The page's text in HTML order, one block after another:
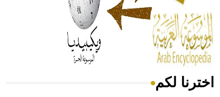
- هل تعلم أن المرجان إفراز حيواني يتكون في البحر ويتركب
من مادة كربونات الكلسيوم، وهو أحمر أو شديد الحمرة وهو
أجود أنواعه، ويمتاز بكبر الحجم ويسمى الش
هل تعلم أن الأبسيد كلمة فرنسية اللفظ تم اعتمادها مصطلحاً
اخترنا لكم